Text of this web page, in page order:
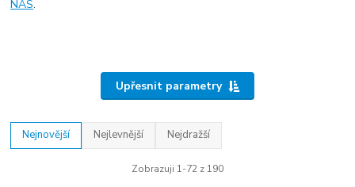
NÁS.
Upřesnit parametry
Nejnovější Nejlevnější Nejdražší
Zobrazuji 1-72 z 190